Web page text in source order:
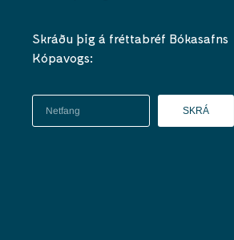
Skráðu þig á fréttabréf Bókasafns
Kópavogs:
SKRÁ